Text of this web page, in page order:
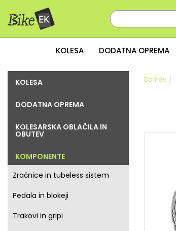
KOLESA DODATNA OPREMA
KOLESA
DODATNA OPREMA
KOLESARSKA OBLAČILA IN
OBUTEV
KOMPONENTE
Zračnice in tubeless sistem
Pedala in blokeji
Trakovi in gripi
Domov